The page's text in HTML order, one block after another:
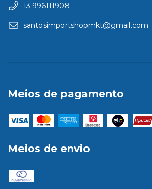
13 996111908
santosimportshopmkt@gmail.com
Meios de pagamento
Meios de envio